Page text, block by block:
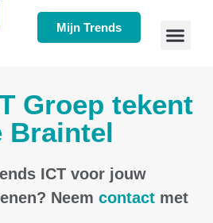
Mijn Trends
Groep tekent
Braintel
ICT voor jouw
Neem contact met